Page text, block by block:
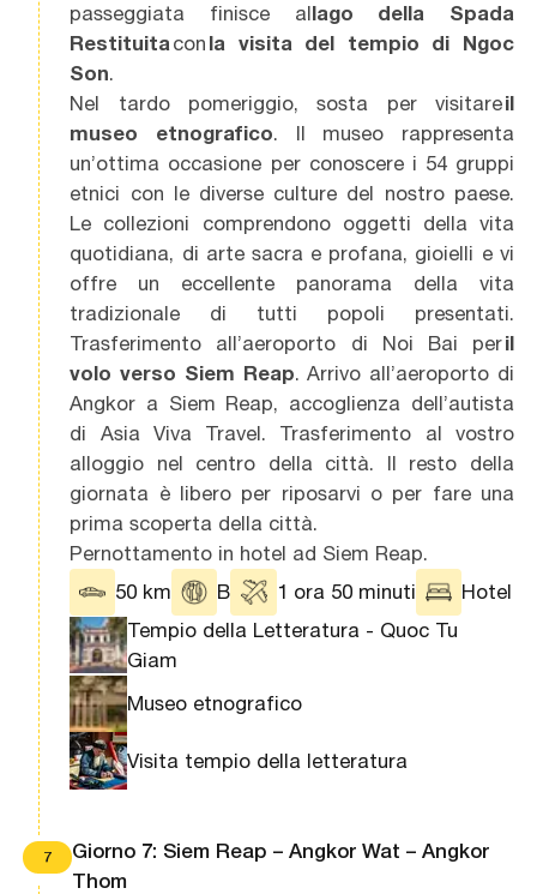
passeggiata finisce allago della Spada
Restituitacon la visita del tempio di Ngoc
Son.
Nel tardo pomeriggio, sosta per visitareil
museo etnografico. Il museo rappresenta
un’ottima occasione per conoscere i 54 gruppi
etnici con le diverse culture del nostro paese.
Le collezioni comprendono oggetti della vita
quotidiana, di arte sacra e profana, gioielli e vi
offre un eccellente panorama della vita
tradizionale di tutti popoli presentati.
Trasferimento all’aeroporto di Noi Bai peril
volo verso Siem Reap. Arrivo all’aeroporto di
Angkor a Siem Reap, accoglienza dell’autista
di Asia Viva Travel. Trasferimento al vostro
alloggio nel centro della città. Il resto della
giornata è libero per riposarvi o per fare una
prima scoperta della città.
Pernottamento in hotel ad Siem Reap.
50 km
B 1 ora 50 minuti
Hotel
Tempio della Letteratura - Quoc Tu
Giam
Museo etnografico
Visita tempio della letteratura
7
Giorno 7: Siem Reap – Angkor Wat – Angkor
Thom